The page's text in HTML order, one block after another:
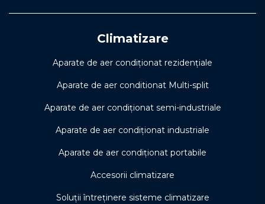
Climatizare
Aparate de aer condiționat rezidențiale
Aparate de aer conditionat Multi-split
Aparate de aer condiționat semi-industriale
Aparate de aer condiționat industriale
Aparate de aer condiționat portabile
Accesorii climatizare
Soluţii întreţinere sisteme climatizare